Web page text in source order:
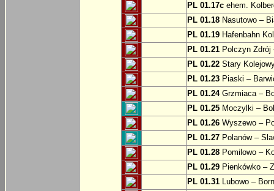
PL 01.17c ehem.
PL 01.18 Nasutowo –
PL 01.19 Hafenbahn
PL 01.21 Polczyn
PL 01.22 Stary
PL 01.23 Piaski –
PL 01.24Grzmiaca –
PL 01.25 Moczylki –
PL 01.26 Wyszewo –
PL 01.27 Polanów –
PL 01.28 Pomilowo –
PL 01.29 Pienkówko –
PL 01.31 Lubowo –